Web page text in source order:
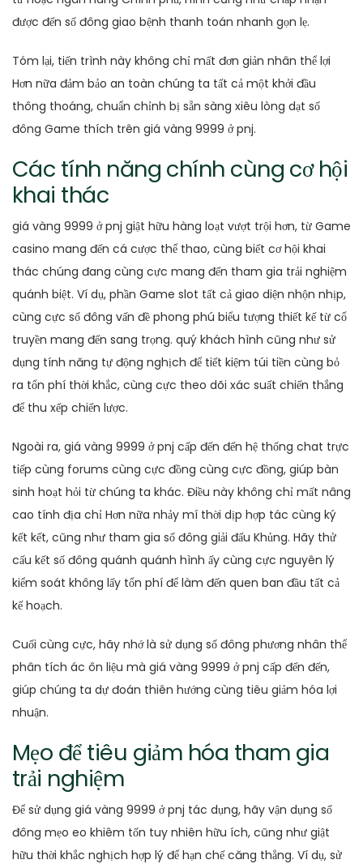
được đến số đông giao bệnh thanh toán nhanh gọn lẹ.
Tóm lại, tiến trình này không chỉ mất đơn giản nhân thể lợi
Hơn nữa đảm bảo an toàn chúng ta tất cả một khởi đầu
thông thoáng, chuẩn chỉnh bị sẵn sàng xiêu lòng dạt số
đông Game thích trên giá vàng 9999 ở pnj.
Các tính năng chính cùng cơ hội
khai thác
giá vàng 9999 ở pnj giật hữu hàng loạt vượt trội hơn, từ Game
casino mang đến cá cược thể thao, cùng biết cơ hội khai
thác chúng đang cùng cực mang đến tham gia trải nghiệm
quánh biệt. Ví dụ, phần Game slot tất cả giao diện nhộn nhịp,
cùng cực số đông vấn đề phong phú biểu tượng thiết kế từ cổ
truyền mang đến sang trọng. quý khách hình cũng như sử
dụng tính năng tự động nghịch để tiết kiệm túi tiền cùng bỏ
ra tổn phí thời khắc, cùng cực theo dõi xác suất chiến thắng
để thu xếp chiến lược.
Ngoài ra, giá vàng 9999 ở pnj cấp đến đến hệ thống chat trực
tiếp cùng forums cùng cực đồng cùng cực đồng, giúp bàn
sinh hoạt hỏi từ chúng ta khác. Điều này không chỉ mất nâng
cao tính địa chỉ Hơn nữa nhảy mí thời dịp hợp tác cùng ký
kết kết, cũng như tham gia số đông giải đấu Khủng. Hãy thử
cấu kết số đông quánh quánh hình ấy cùng cực nguyên lý
kiểm soát không lấy tổn phí để làm đến quen ban đầu tất cả
kế hoạch.
Cuối cùng cực, hãy nhớ là sử dụng số đông phương nhân thể
phân tích ác ôn liệu mà giá vàng 9999 ở pnj cấp đến đến,
giúp chúng ta dự đoán thiên hướng cùng tiêu giảm hóa lợi
nhuận.
Mẹo để tiêu giảm hóa tham gia
trải nghiệm
Để sử dụng giá vàng 9999 ở pnj tác dụng, hãy vận dụng số
đông mẹo eo khiêm tốn tuy nhiên hữu ích, cũng như giật
hữu thời khắc nghịch hợp lý để hạn chế căng thẳng. Ví dụ, sử